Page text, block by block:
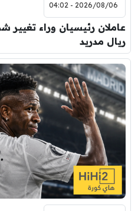
2026/08/06 - 04:02
عاملان رئيسيان وراء
ريال مدريد